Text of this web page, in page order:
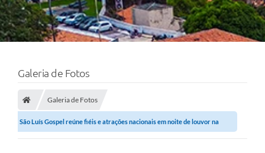
Galeria de Fotos
Galeria de Fotos
São Luís Gospel reúne fiéis e atrações nacionais em noite de louvor na